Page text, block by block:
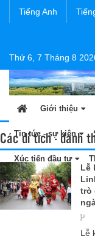
Tiếng Anh
Thứ 6, 7 Tháng 8
Giới thiệu
Tin tức - sự kiện
Xúc tiến đầu tư
Các di tích - danh
Lễ
trò
Lễ